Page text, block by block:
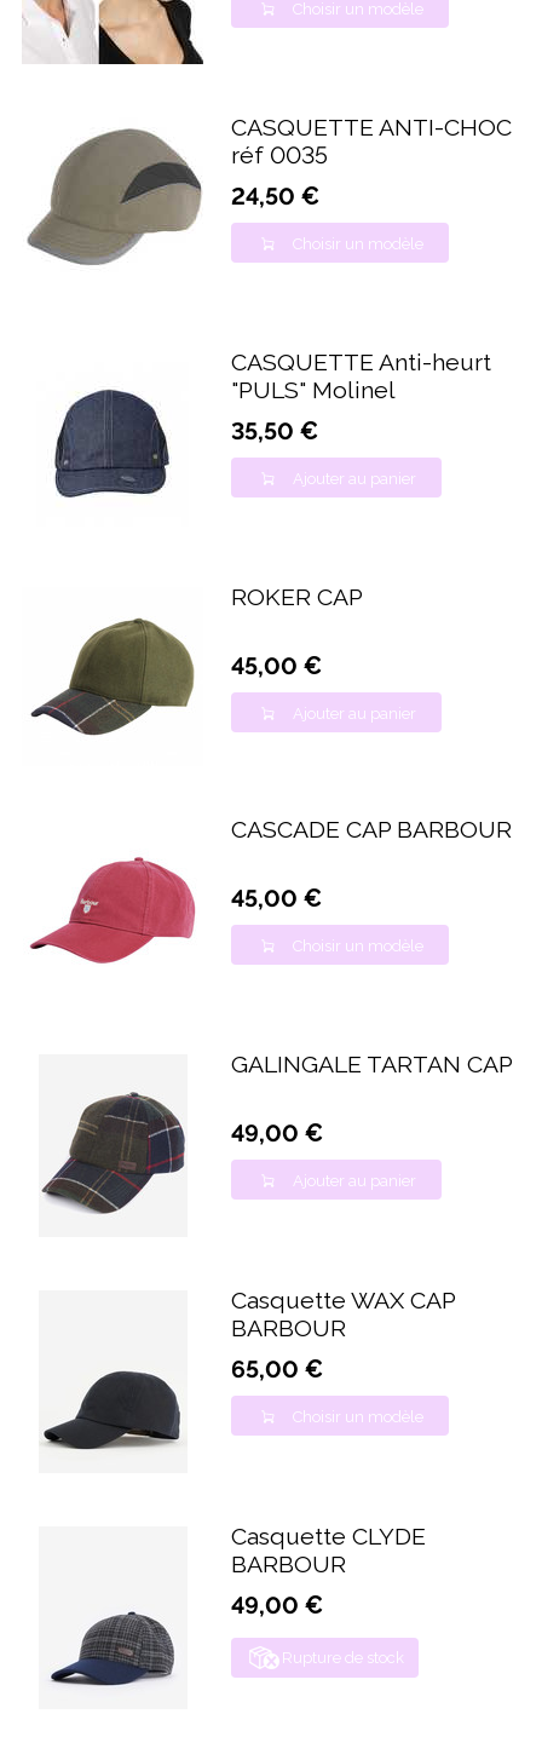
Choisir un modèle
CASQUETTE ANTI-CHOC
réf 0035
24,50 €
Choisir un modèle
CASQUETTE Anti-heurt
"PULS" Molinel
35,50 €
Ajouter au panier
ROKER CAP
45,00 €
Ajouter au panier
CASCADE CAP BARBOUR
45,00 €
Choisir un modèle
GALINGALE TARTAN CAP
49,00 €
Ajouter au panier
Casquette WAX CAP
BARBOUR
65,00 €
Choisir un modèle
Casquette CLYDE
BARBOUR
49,00 €
Rupture de stock